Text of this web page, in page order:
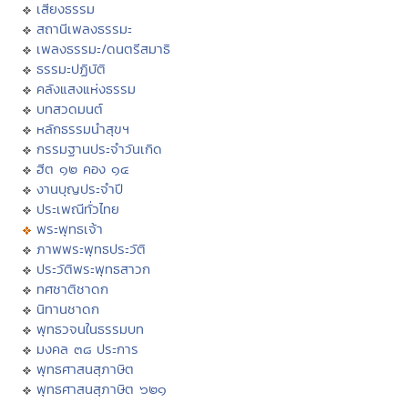
เสียงธรรม
สถานีเพลงธรรมะ
เพลงธรรมะ/ดนตรีสมาธิ
ธรรมะปฏิบัติ
คลังแสงแห่งธรรม
บทสวดมนต์
หลักธรรมนำสุขฯ
กรรมฐานประจำวันเกิด
ฮีต ๑๒ คอง ๑๔
งานบุญประจำปี
ประเพณีทั่วไทย
พระพุทธเจ้า
ภาพพระพุทธประวัติ
ประวัติพระพุทธสาวก
ทศชาติชาดก
นิทานชาดก
พุทธวจนในธรรมบท
มงคล ๓๘ ประการ
พุทธศาสนสุภาษิต
พุทธศาสนสุภาษิต ๖๒๑